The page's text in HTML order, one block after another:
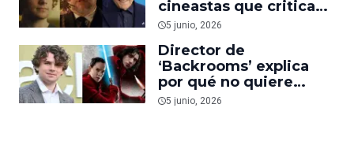
cineastas que critican
y los que apoyan el uso
artificial?
5 junio, 2026
Director de
‘Backrooms’ explica
por qué no quiere
dirigir películas de
5 junio, 2026